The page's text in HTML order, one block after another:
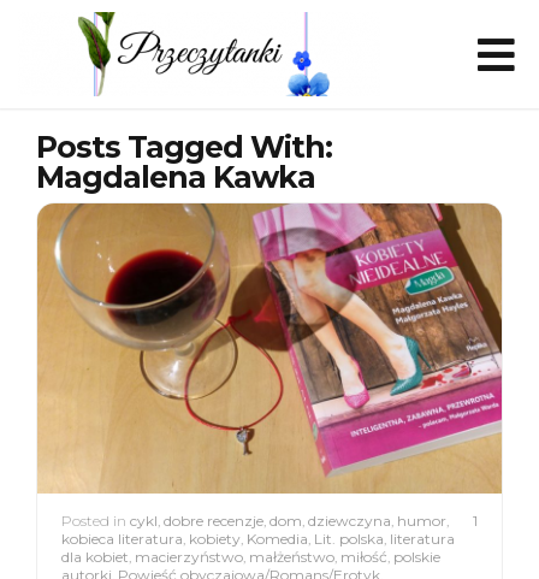
Posts Tagged With:
Magdalena Kawka
1
Posted in cykl, dobre recenzje, dom, dziewczyna, humor,
kobieca literatura, kobiety, Komedia, Lit. polska, literatura
dla kobiet, macierzyństwo, małżeństwo, miłość, polskie
autorki, Powieść obyczajowa/Romans/Erotyk,